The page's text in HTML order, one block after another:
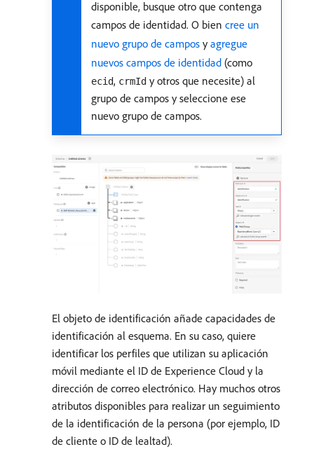
disponible, busque otro que contenga
campos de identidad. O bien cree un
nuevo grupo de campos yagregue
nuevos campos de identidad (como
ecid, crmId y otros que necesite) al
grupo de campos y seleccione ese
nuevo grupo de campos.
El objeto de identificación añade capacidades de
identificación al esquema. En su caso, quiere
identificar los perfiles que utilizan su aplicación
móvil mediante el ID de Experience Cloud y la
dirección de correo electrónico. Hay muchos otros
atributos disponibles para realizar un seguimiento
de la identificación de la persona (por ejemplo, ID
de cliente o ID de lealtad).